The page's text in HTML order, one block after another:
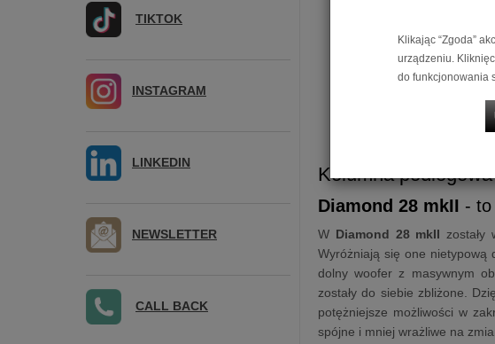
Kolumna
Diamond 28 mkII - to
W Diamond 28 mkII zostały
Wyróżniają się one nietypową
dolny woofer z masywnym
zostały do siebie zbliżone.
potężniejsze możliwości w
spójne i mniej wrażliwe na
TIKTOK
INSTAGRAM
LINKEDIN
NEWSLETTER
CALL BACK
Klikając “Zgoda”
urządzeniu.
do funkcjonowania